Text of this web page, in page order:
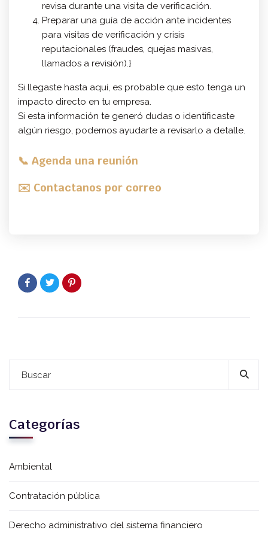
revisa durante una visita de verificación.
Preparar una guía de acción ante incidentes
para visitas de verificación y crisis
reputacionales (fraudes, quejas masivas,
llamados a revisión).}
Si llegaste hasta aquí, es probable que esto tenga un
impacto directo en tu empresa.
Si esta información te generó dudas o identificaste
algún riesgo, podemos ayudarte a revisarlo a detalle.
📞 Agenda una reunión
✉️ Contactanos por correo
Categorías
Ambiental
Contratación pública
Derecho administrativo del sistema financiero